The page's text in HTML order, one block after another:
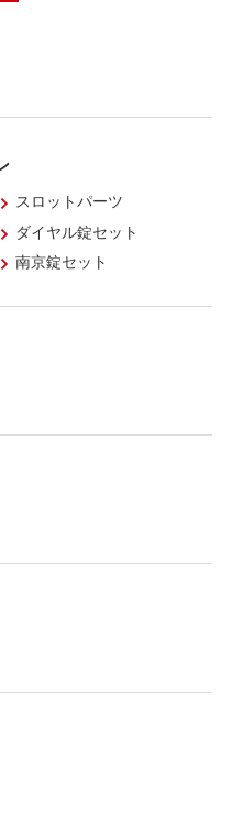
スロットパーツ
ダイヤル錠セット
南京錠セット